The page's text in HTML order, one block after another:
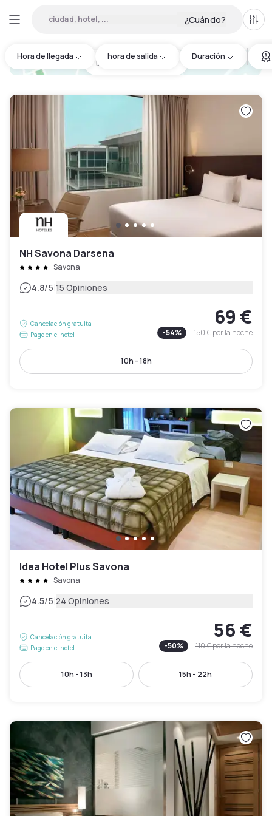
ciudad, hotel, ... ¿Cuándo?
Hora de llegada hora de salida Duración
hotel.cta.view_map
NH Savona Darsena
Savona
4.8/5|15 Opiniones
Cancelación gratuita
Pago en el hotel
69 €
-54% 150 €por la noche
10h - 18h
Idea Hotel Plus Savona
Savona
4.5/5|24 Opiniones
Cancelación gratuita
Pago en el hotel
56 €
-50% 110 €por la noche
10h - 13h 15h - 22h